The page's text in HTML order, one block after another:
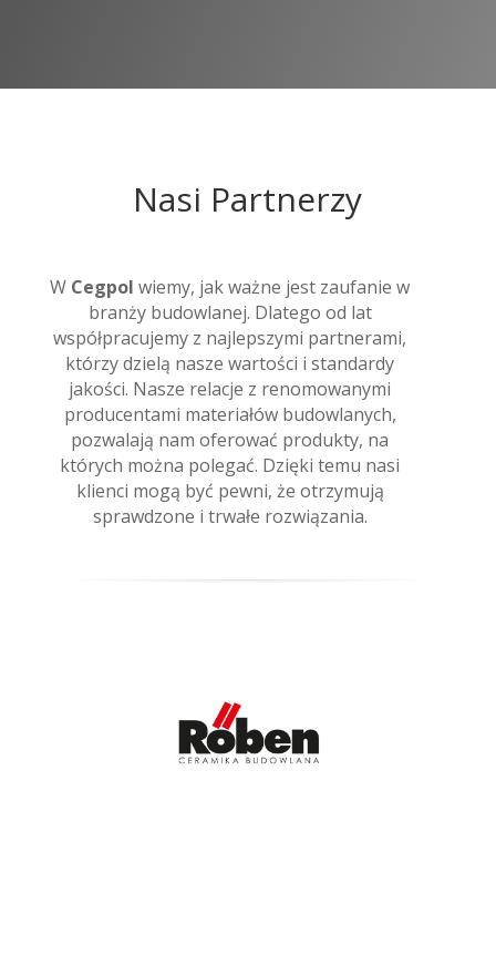
Nasi Partnerzy
W Cegpol wiemy, jak ważne jest zaufanie w
branży budowlanej. Dlatego od lat
współpracujemy z najlepszymi partnerami,
którzy dzielą nasze wartości i standardy
jakości. Nasze relacje z renomowanymi
producentami materiałów budowlanych,
pozwalają nam oferować produkty, na
których można polegać. Dzięki temu nasi
klienci mogą być pewni, że otrzymują
sprawdzone i trwałe rozwiązania.